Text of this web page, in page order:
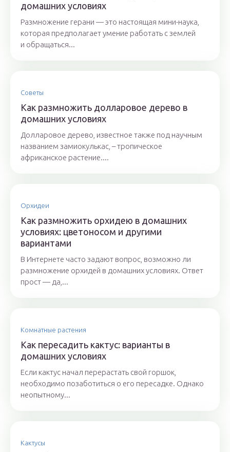
домашних условиях
Размножение герани — это настоящая мини-наука,
которая предполагает умение работать с землей
и обращаться...
Советы
Как размножить долларовое дерево в
домашних условиях
Долларовое дерево, известное также под научным
названием замиокулькас, – тропическое
африканское растение....
Орхидеи
Как размножить орхидею в домашних
условиях: цветоносом и другими
вариантами
В Интернете часто задают вопрос, возможно ли
размножение орхидей в домашних условиях. Ответ
прост — да,...
Комнатные растения
Как пересадить кактус: варианты в
домашних условиях
Если кактус начал перерастать свой горшок,
необходимо позаботиться о его пересадке. Однако
неопытному...
Кактусы